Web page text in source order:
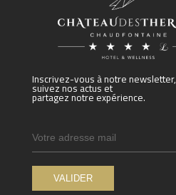
Inscrivez-vous à notre newsletter,
suivez nos actus et
partagez notre expérience.